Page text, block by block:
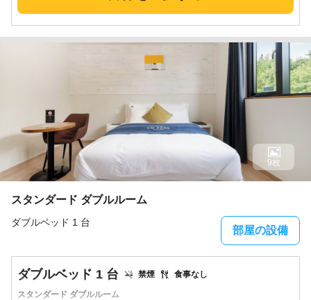
スタンダード ダブルルーム
ダブルベッド 1 台
部屋の設備
9枚
スタンダード ダブルルーム
禁煙 食事なし
ダブルベッド 1 台